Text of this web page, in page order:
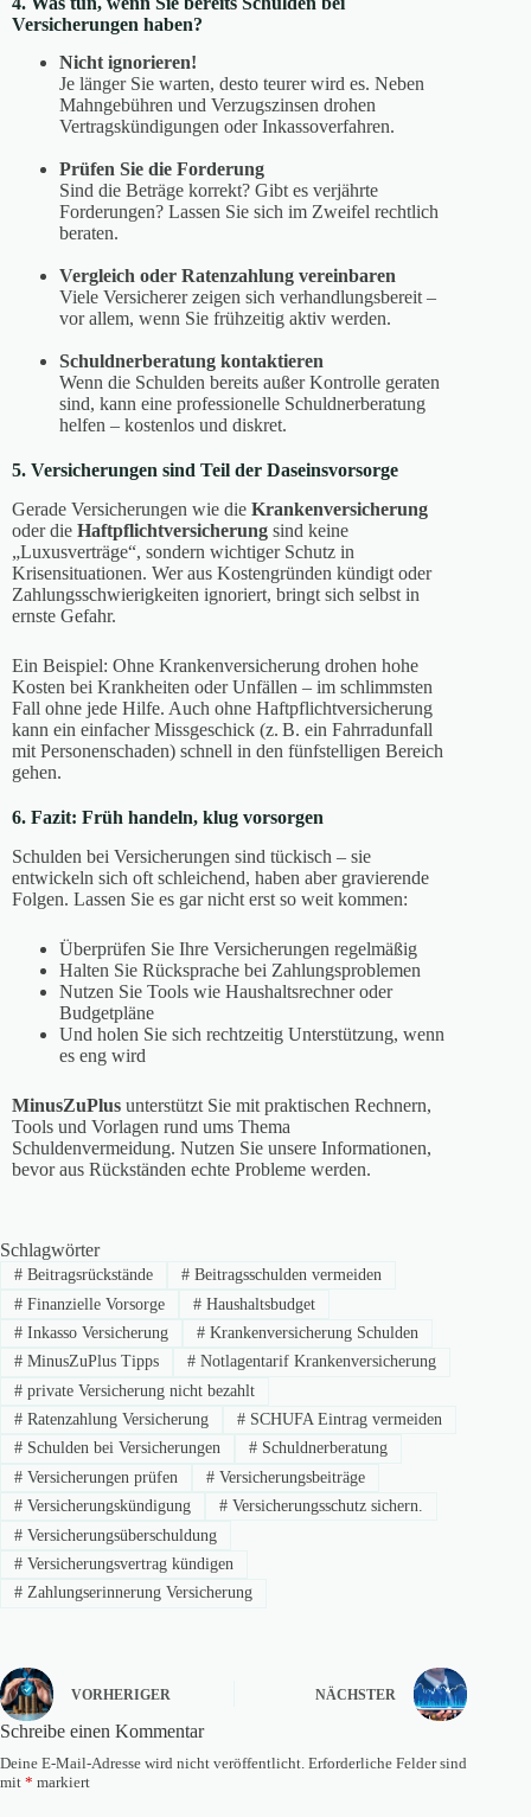
Versicherungen haben?
Nicht ignorieren!
Je länger Sie warten, desto teurer wird es. Neben
Mahngebühren und Verzugszinsen drohen
Vertragskündigungen oder Inkassoverfahren.
Prüfen Sie die Forderung
Sind die Beträge korrekt? Gibt es verjährte
Forderungen? Lassen Sie sich im Zweifel rechtlich
beraten.
Vergleich oder Ratenzahlung vereinbaren
Viele Versicherer zeigen sich verhandlungsbereit –
vor allem, wenn Sie frühzeitig aktiv werden.
Schuldnerberatung kontaktieren
Wenn die Schulden bereits außer Kontrolle geraten
sind, kann eine professionelle Schuldnerberatung
helfen – kostenlos und diskret.
5. Versicherungen sind Teil der Daseinsvorsorge
Gerade Versicherungen wie die Krankenversicherung
oder die Haftpflichtversicherung sind keine
„Luxusverträge“, sondern wichtiger Schutz in
Krisensituationen. Wer aus Kostengründen kündigt oder
Zahlungsschwierigkeiten ignoriert, bringt sich selbst in
ernste Gefahr.
Ein Beispiel: Ohne Krankenversicherung drohen hohe
Kosten bei Krankheiten oder Unfällen – im schlimmsten
Fall ohne jede Hilfe. Auch ohne Haftpflichtversicherung
kann ein einfacher Missgeschick (z. B. ein Fahrradunfall
mit Personenschaden) schnell in den fünfstelligen Bereich
gehen.
6. Fazit: Früh handeln, klug vorsorgen
Schulden bei Versicherungen sind tückisch – sie
entwickeln sich oft schleichend, haben aber gravierende
Folgen. Lassen Sie es gar nicht erst so weit kommen:
Überprüfen Sie Ihre Versicherungen regelmäßig
Halten Sie Rücksprache bei Zahlungsproblemen
Nutzen Sie Tools wie Haushaltsrechner oder
Budgetpläne
Und holen Sie sich rechtzeitig Unterstützung, wenn
es eng wird
MinusZuPlus unterstützt Sie mit praktischen Rechnern,
Tools und Vorlagen rund ums Thema
Schuldenvermeidung. Nutzen Sie unsere Informationen,
bevor aus Rückständen echte Probleme werden.
Schlagwörter
#Beitragsrückstände #Beitragsschulden vermeiden
#Finanzielle Vorsorge #Haushaltsbudget
#Inkasso Versicherung #Krankenversicherung Schulden
#MinusZuPlus Tipps #Notlagentarif Krankenversicherung
#private Versicherung nicht bezahlt
#Ratenzahlung Versicherung #SCHUFA Eintrag vermeiden
#Schulden bei Versicherungen #Schuldnerberatung
#Versicherungen prüfen #Versicherungsbeiträge
#Versicherungskündigung #Versicherungsschutz sichern.
#Versicherungsüberschuldung
#Versicherungsvertrag kündigen
#Zahlungserinnerung Versicherung
VORHERIGER NÄCHSTER
Schreibe einen Kommentar
Deine E-Mail-Adresse wird nicht veröffentlicht. Erforderliche Felder sind
mit * markiert